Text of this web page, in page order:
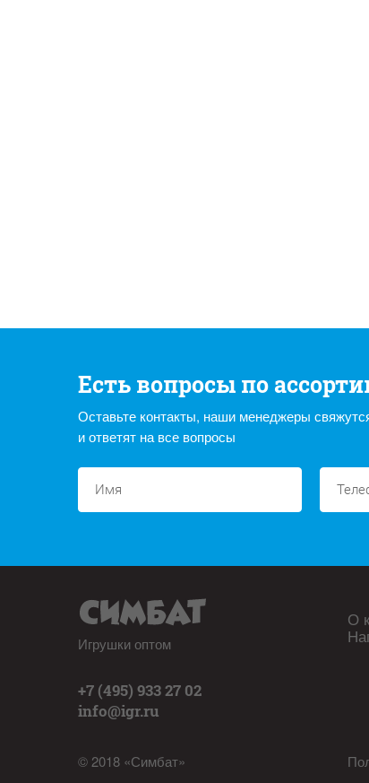
Есть вопросы по
Оставьте контакты, наши менеджеры
и ответят на все вопросы
Игрушки оптом
+7 (495) 933 27 02
info@igr.ru
© 2018 «Симбат»
О